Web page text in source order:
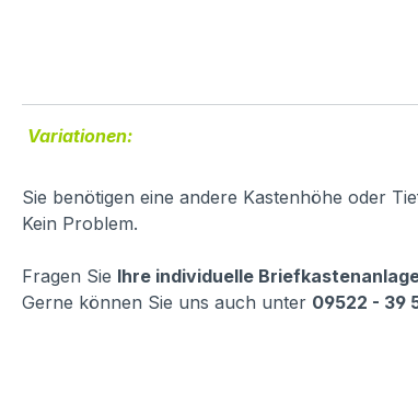
Variationen:
Sie benötigen eine andere Kastenhöhe oder
Kein Problem.
Fragen Sie Ihre individuelle
Gerne können Sie uns auch unter 09522 - 39